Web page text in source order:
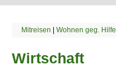
Mitreisen | Wohnen geg. Hilfe
Wirtschaft